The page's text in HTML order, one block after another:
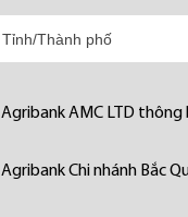
Agribank AMC LTD thông
Agribank Chi nhánh Bắc